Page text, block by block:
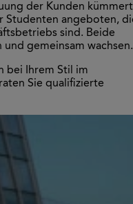
der Kunden
Studenten angeboten,
sind. Beide
gemeinsam wachsen.
bei Ihrem Stil im
Sie qualifizierte